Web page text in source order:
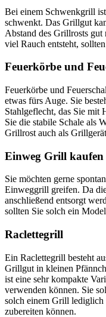
Bei einem Schwenkgrill
schwenkt. Das Grillgut
Abstand des Grillrosts
viel Rauch entsteht,
Feuerkörbe und
Feuerkörbe und
etwas fürs Auge. Sie
Stahlgeflecht, das Sie mit
Sie die stabile Schale als
Grillrost auch als
Einweg Grill
Sie möchten gerne
Einweggrill greifen. Da
anschließend entsorgt
sollten Sie solch ein
Raclettegrill
Ein Raclettegrill besteht
Grillgut in kleinen
ist eine sehr kompakte
verwenden können. Sie
solch einem Grill lediglich
zubereiten können.